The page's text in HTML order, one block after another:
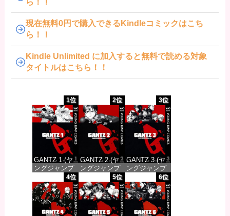
現在無料0円で購入できるKindleコミックはこち
ら！！
Kindle Unlimited に加入すると無料で読める対象
タイトルはこちら！！
1位
GANTZ 1 (ヤ
ングジャンプ
コミックス
DIGITAL)
価格：¥100
2位
GANTZ 2 (ヤ
ングジャンプ
コミックス
DIGITAL)
価格：¥100
3位
GANTZ 3 (ヤ
ングジャンプ
コミックス
DIGITAL)
価格：¥100
4位 5位 6位